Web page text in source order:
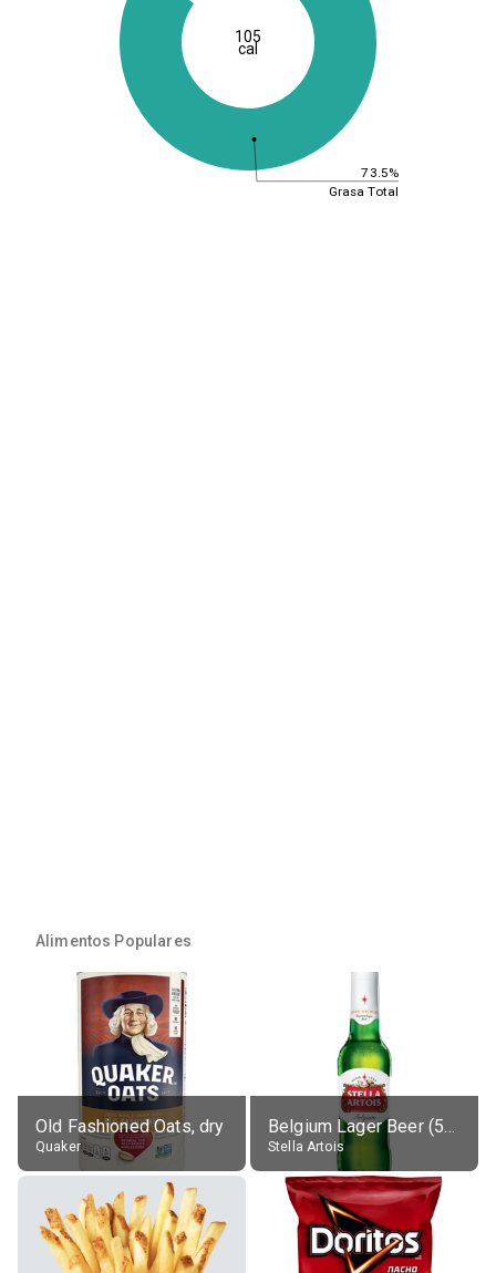
73.5%
Grasa Total
105
cal
Alimentos Populares
Old Fashioned Oats, dry
Quaker
Belgium Lager Beer (5% alc.)
Stella Artois